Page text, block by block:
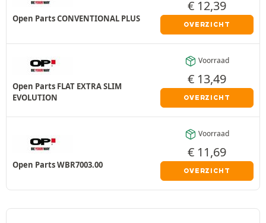
Open Parts CONVENTIONAL PLUS
€ 12,39
OVERZICHT
Open Parts FLAT EXTRA SLIM
EVOLUTION
Voorraad
€ 13,49
OVERZICHT
Open Parts WBR7003.00
Voorraad
€ 11,69
OVERZICHT